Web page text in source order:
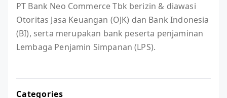
PT Bank Neo Commerce Tbk berizin & diawasi
Otoritas Jasa Keuangan (OJK) dan Bank Indonesia
(BI), serta merupakan bank peserta penjaminan
Lembaga Penjamin Simpanan (LPS).⁣
Categories